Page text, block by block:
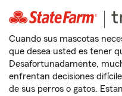
Cuando sus mascotas
que desea usted es tener
Desafortunadamente,
enfrentan decisiones
de sus perros o gatos.